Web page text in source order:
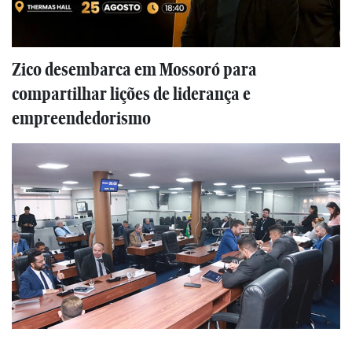
Zico desembarca em Mossoró para
compartilhar lições de liderança e
empreendedorismo